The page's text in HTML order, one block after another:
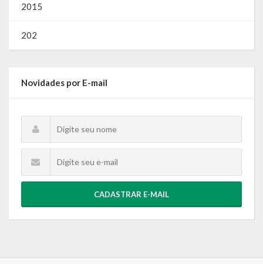
2015
202
Novidades por E-mail
CADASTRAR E-MAIL